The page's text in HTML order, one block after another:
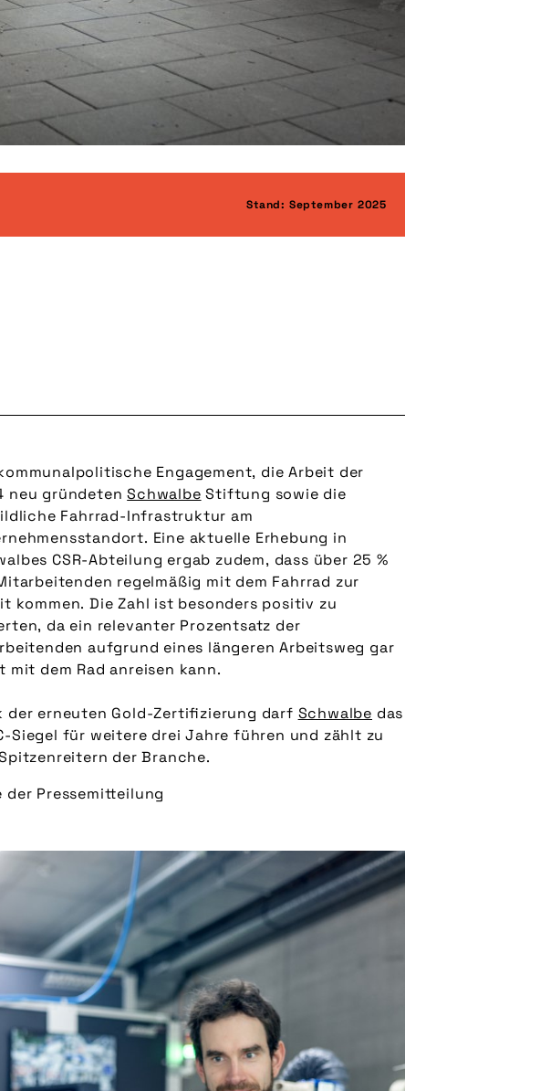
Stand: September 2025
Engagement, die Arbeit der
neu gründetenSchwalbe Stiftung sowie die
Fahrrad-Infrastruktur am
Eine aktuelle Erhebung in
CSR-Abteilung ergab zudem, dass über 25 %
regelmäßig mit dem Fahrrad zur
kommen. Die Zahl ist besonders positiv zu
da ein relevanter Prozentsatz der
aufgrund eines längeren Arbeitsweg gar
mit dem Rad anreisen kann.
der erneuten Gold-Zertifizierung darf Schwalbe das
Siegel für weitere drei Jahre führen und zählt zu
der Branche.
der Pressemitteilung